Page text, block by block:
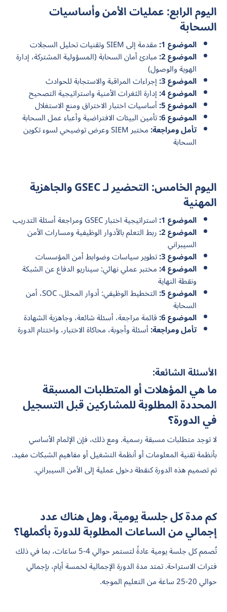
اليوم الرابع: عمليات الأمن وأساسيات
السحابة
الموضوع 1: مقدمة إلى SIEM وتقنيات تحليل السجلات
الموضوع 2: مبادئ أمان السحابة (المسؤولية المشتركة، إدارة
الهوية والوصول)
الموضوع 3: إجراءات المراقبة والاستجابة للحوادث
الموضوع 4: إدارة الثغرات الأمنية واستراتيجية التصحيح
الموضوع 5: أساسيات اختبار الاختراق ومنع الاستغلال
الموضوع 6: تأمين البيئات الافتراضية وأعباء عمل السحابة
تأمل ومراجعة: مختبر SIEM وعرض توضيحي لسوء تكوين
السحابة
اليوم الخامس: التحضير لـ GSEC والجاهزية
المهنية
الموضوع 1: استراتيجية اختبار GSEC ومراجعة أسئلة التدريب
الموضوع 2: ربط التعلم بالأدوار الوظيفية ومسارات الأمن
السيبراني
الموضوع 3: تطوير سياسات وضوابط أمن المؤسسات
الموضوع 4: مختبر عملي نهائي: سيناريو الدفاع عن الشبكة
ونقطة النهاية
الموضوع 5: التخطيط الوظيفي: أدوار المحلل، SOC، أمن
السحابة
الموضوع 6: قائمة مراجعة، أسئلة شائعة، وجاهزية الشهادة
تأمل ومراجعة:أسئلة وأجوبة، محاكاة الاختبار، واختتام الدورة
الأسئلة الشائعة:
ما هي المؤهلات أو المتطلبات المسبقة
المحددة المطلوبة للمشاركين قبل التسجيل
في الدورة؟
لا توجد متطلبات مسبقة رسمية. ومع ذلك، فإن الإلمام الأساسي
بأنظمة تقنية المعلومات أو أنظمة التشغيل أو مفاهيم الشبكات مفيد.
تم تصميم هذه الدورة كنقطة دخول عملية إلى الأمن السيبراني.
كم مدة كل جلسة يومية، وهل هناك عدد
إجمالي من الساعات المطلوبة للدورة بأكملها؟
تُصمم كل جلسة يومية عادةً لتستمر حوالي 4-5 ساعات، بما في ذلك
فترات الاستراحة. تمتد مدة الدورة الإجمالية لخمسة أيام، بإجمالي
حوالي 20-25 ساعة من التعليم الموجه.